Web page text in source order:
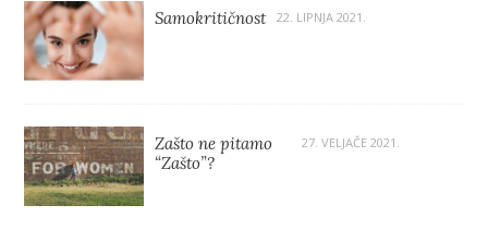
Samokritičnost 22. LIPNJA 2021.
Zašto ne pitamo
“Zašto”?
27. VELJAČE 2021.